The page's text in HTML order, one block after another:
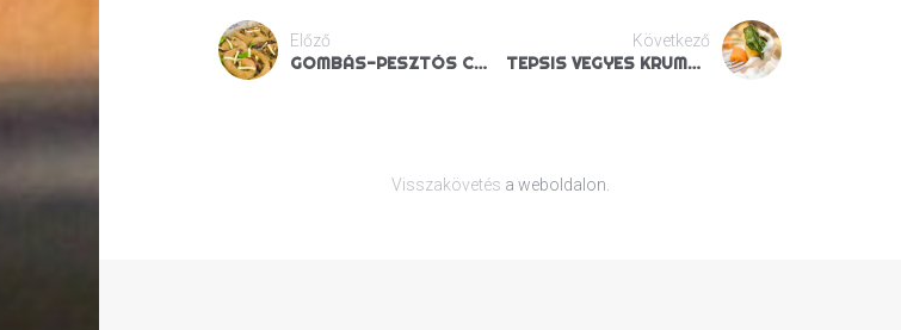
Előző
GOMBÁS-PESZTÓS CSIGÁK
Következő
TEPSIS VEGYES KRUMPLI SPENÓTTAL
Visszakövetés a weboldalon.